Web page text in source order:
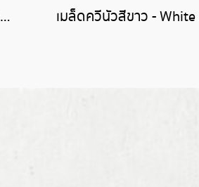
เมล็ดควีนัวแดง - Red Quinoa Seed